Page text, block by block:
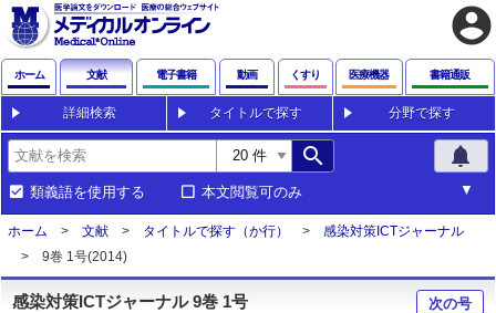
account_circle
ホーム 文献 電子書籍 動画 くすり 医療機器 書籍通販
詳細検索 タイトルで探す 分野で探す
search notifications
類義語を使用する 本文閲覧可のみ
ホーム 文献 タイトルで探す（か行）
感染対策ICTジャーナル
9巻 1号(2014)
感染対策ICTジャーナル 9巻 1号 次の号